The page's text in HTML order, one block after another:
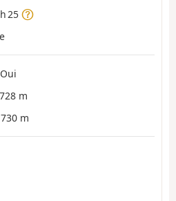
25
Oui
m
m